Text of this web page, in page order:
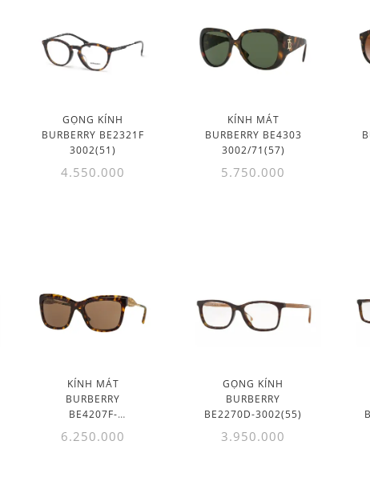
GỌNG KÍNH
BURBERRY BE2321F
3002(51)
4.550.000
KÍNH MÁT
BURBERRY BE4303
3002/71(57)
5.750.000
KÍNH MÁT
BURBERRY
BE4207F-
3002/73(56)
6.250.000
GỌNG KÍNH
BURBERRY
BE2270D-3002(55)
3.950.000